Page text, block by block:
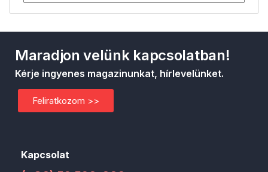
Kapcsolat
Maradjon velünk kapcsolatban!
Kérje ingyenes magazinunkat, hírlevelünket.
Feliratkozom >>